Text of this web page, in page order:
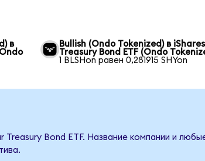
в
Bullish (Ondo Tokenized) в
Treasury Bond ETF (Ondo
1 BLSHon равен 0,281915 SHYon
Bond ETF. Название компании и